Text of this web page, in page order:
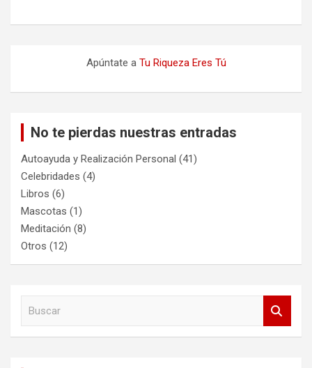
Apúntate a Tu Riqueza Eres Tú
No te pierdas nuestras entradas
Autoayuda y Realización Personal (41)
Celebridades (4)
Libros (6)
Mascotas (1)
Meditación (8)
Otros (12)